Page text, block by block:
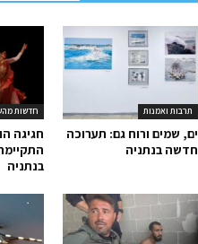
חדשות
חגיגה
בנתניה
תרבות ואמנות
ים, שמים ורוח גם: תערוכה
חדשה בנתניה